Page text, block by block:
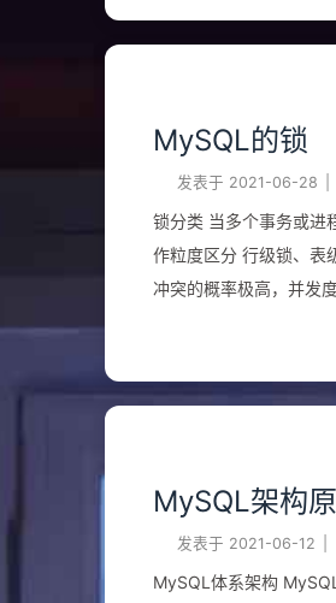
MySQL的锁
发表于 2021-06-28
锁分类 当多个事务或进
作粒度区分 行级锁、表级锁和页级锁 表级锁：每次操作锁住整张表。锁定的粒度大
冲突的概率极高，并发
MySQL架构
发表于 2021-06-12
MySQL体系架构